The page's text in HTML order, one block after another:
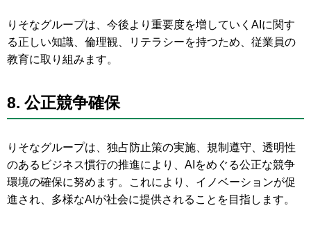
りそなグループは、今後より重要度を増していくAIに関す
る正しい知識、倫理観、リテラシーを持つため、従業員の
教育に取り組みます。
8. 公正競争確保
りそなグループは、独占防止策の実施、規制遵守、透明性
のあるビジネス慣行の推進により、AIをめぐる公正な競争
環境の確保に努めます。これにより、イノベーションが促
進され、多様なAIが社会に提供されることを目指します。